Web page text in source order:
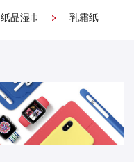
纸品湿巾 乳霜纸